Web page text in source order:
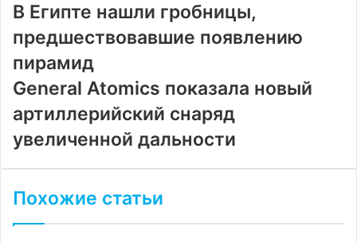
В Египте нашли гробницы,
предшествовавшие появлению
пирамид
General Atomics показала новый
артиллерийский снаряд
увеличенной дальности
Похожие статьи